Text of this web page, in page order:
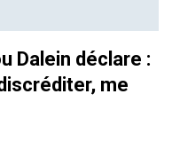
Dalein déclare :
me